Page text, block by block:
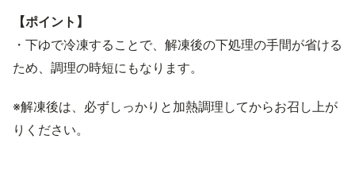
【ポイント】
・下ゆで冷凍することで、解凍後の下処理の手間が省ける
ため、調理の時短にもなります。
※解凍後は、必ずしっかりと加熱調理してからお召し上が
りください。